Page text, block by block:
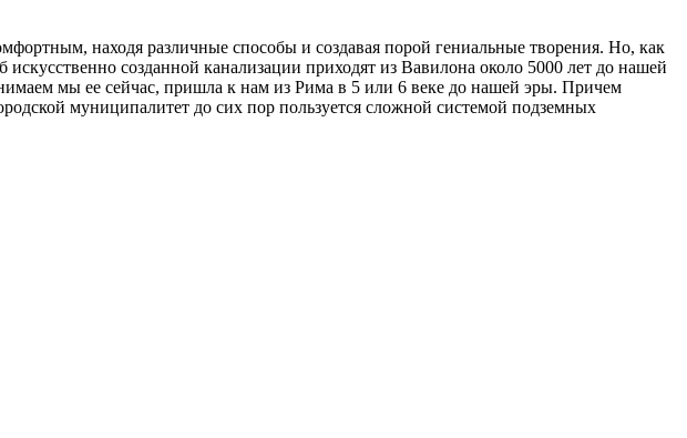
находя различные способы и создавая порой гениальные творения. Но, как
созданной канализации приходят из Вавилона около 5000 лет до нашей
мы ее сейчас, пришла к нам из Рима в 5 или 6 веке до нашей эры. Причем
муниципалитет до сих пор пользуется сложной системой подземных